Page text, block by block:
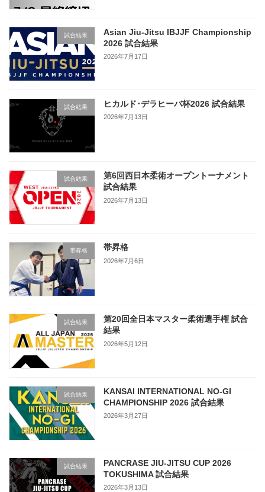
試合結果
Asian Jiu-Jitsu IBJJF Championship
2026 試合結果
2026年7月17日
試合結果 ヒカルド･デラヒーバ杯2026 試合結果
2026年7月13日
試合結果
第6回西日本柔術オープントーナメント
試合結果
2026年7月13日
帯昇格 帯昇格
2026年7月6日
試合結果
第20回全日本マスター柔術選手権 試合
結果
2026年5月12日
試合結果
KANSAI INTERNATIONAL NO-GI
CHAMPIONSHIP 2026 試合結果
2026年3月27日
試合結果
PANCRASE JIU-JITSU CUP 2026
TOKUSHIMA 試合結果
2026年3月13日